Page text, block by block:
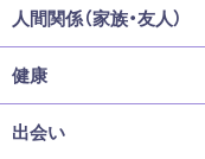
人間関係（家族・友人）
健康
出会い